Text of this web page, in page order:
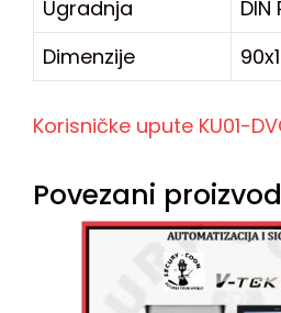
Ugradnja
DIN
Dimenzije
Korisničke upute KU01-
Povezani